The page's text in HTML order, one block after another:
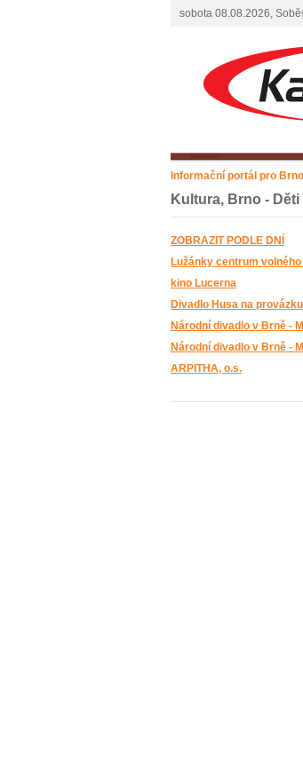
Informační portál pro
sobota 08.08.2026,
Kultura, Brno -
ZOBRAZIT PODLE DNÍ
Lužánky centrum
kino Lucerna
Divadlo Husa na provázku
Národní divadlo v Brně -
Národní divadlo v Brně -
ARPITHA, o.s.